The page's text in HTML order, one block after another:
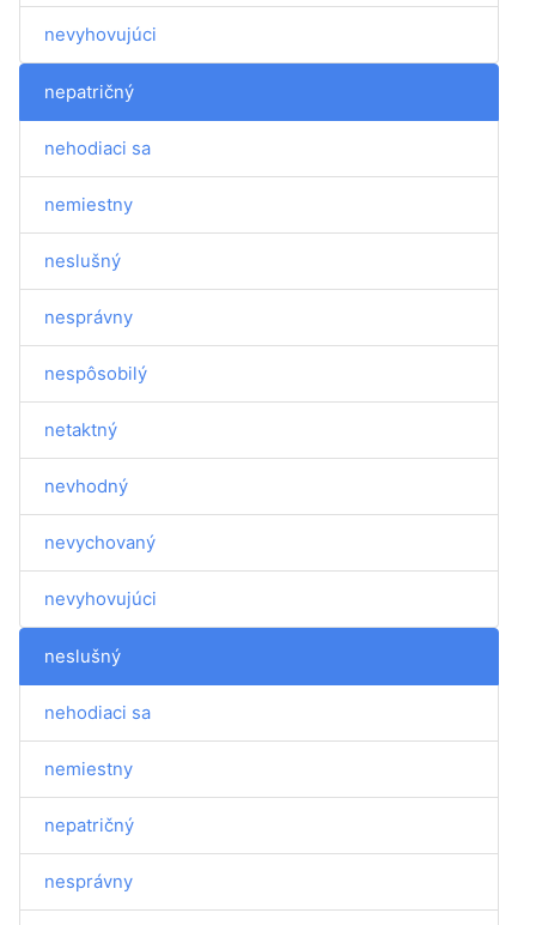
nevyhovujúci
nepatričný
nehodiaci sa
nemiestny
neslušný
nesprávny
nespôsobilý
netaktný
nevhodný
nevychovaný
nevyhovujúci
neslušný
nehodiaci sa
nemiestny
nepatričný
nesprávny